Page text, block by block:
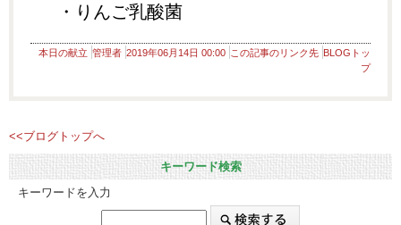
・りんご乳酸菌
本日の献立 管理者 2019年06月14日 00:00 この記事のリンク先 BLOGトッ
プ
<<ブログトップへ
キーワード検索
キーワードを入力